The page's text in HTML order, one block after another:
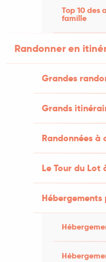
Top 10 des
famille
Randonner en
Grandes
Grands
Randonnées
Le Tour du Lot
train !
NOUS